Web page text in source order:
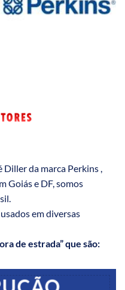
Diller da marca Perkins ,
Goiás e DF, somos
em diversas
de estrada” que são: